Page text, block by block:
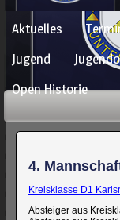
Navigation
überspringen
Aktuelles
Jugend
Open Historie
4.
Kreisklasse D1
Absteiger aus